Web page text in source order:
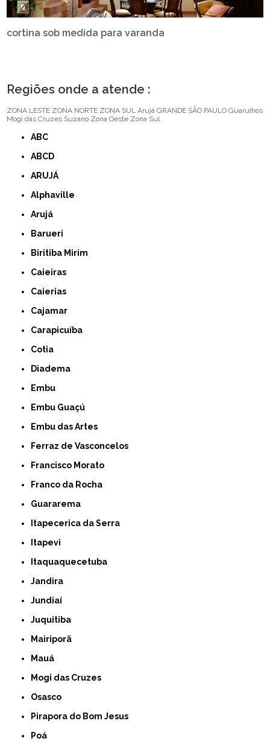
cortina sob medida para varanda
Regiões onde a atende :
ZONA LESTE ZONA NORTE ZONA SUL Arujá GRANDE SÃO PAULO Guarulhos
Mogi das Cruzes Suzano Zona Oeste Zona Sul
ABC
ABCD
ARUJÁ
Alphaville
Arujá
Barueri
Biritiba Mirim
Caieiras
Caierias
Cajamar
Carapicuíba
Cotia
Diadema
Embu
Embu Guaçú
Embu das Artes
Ferraz de Vasconcelos
Francisco Morato
Franco da Rocha
Guararema
Itapecerica da Serra
Itapevi
Itaquaquecetuba
Jandira
Jundiaí
Juquitiba
Mairiporã
Mauá
Mogi das Cruzes
Osasco
Pirapora do Bom Jesus
Poá